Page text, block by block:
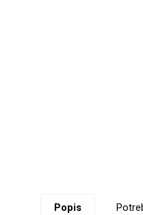
Popis